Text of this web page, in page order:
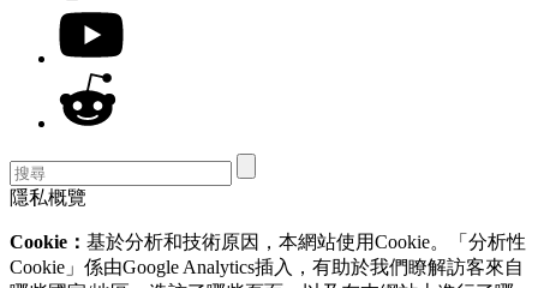
隱私概覽
Cookie： 基於分析和技術原因，本網站使用Cookie。「分析性
Cookie」係由Google Analytics插入，有助於我們瞭解訪客來自